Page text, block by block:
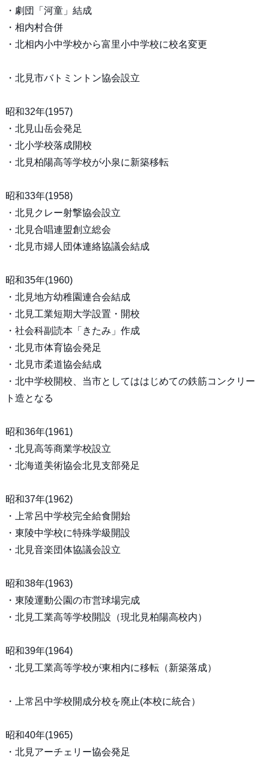
・劇団「河童」結成
・相内村合併
・北相内小中学校から富里小中学校に校名変更
・北見市バトミントン協会設立
昭和32年(1957)
・北見山岳会発足
・北小学校落成開校
・北見柏陽高等学校が小泉に新築移転
昭和33年(1958)
・北見クレー射撃協会設立
・北見合唱連盟創立総会
・北見市婦人団体連絡協議会結成
昭和35年(1960)
・北見地方幼稚園連合会結成
・北見工業短期大学設置・開校
・社会科副読本「きたみ」作成
・北見市体育協会発足
・北見市柔道協会結成
・北中学校開校、当市としてははじめての鉄筋コンクリー
ト造となる
昭和36年(1961)
・北見高等商業学校設立
・北海道美術協会北見支部発足
昭和37年(1962)
・上常呂中学校完全給食開始
・東陵中学校に特殊学級開設
・北見音楽団体協議会設立
昭和38年(1963)
・東陵運動公園の市営球場完成
・北見工業高等学校開設（現北見柏陽高校内）
昭和39年(1964)
・北見工業高等学校が東相内に移転（新築落成）
・上常呂中学校開成分校を廃止(本校に統合）
昭和40年(1965)
・北見アーチェリー協会発足